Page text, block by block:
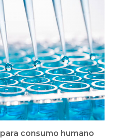
consumo humano